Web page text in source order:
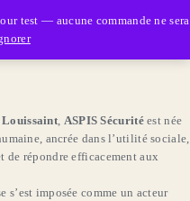
, ASPIS Sécuritéest née
ancrée dans l’utilité sociale,
de répondre efficacement aux
s’est imposée comme un acteur
test — aucune commande ne sera